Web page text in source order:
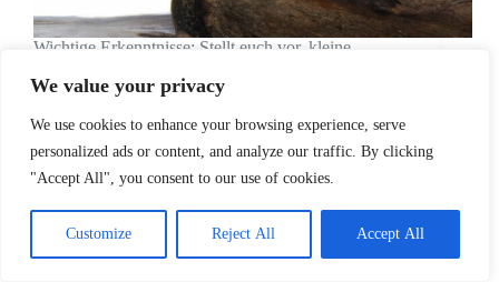
We value your privacy
We use cookies to enhance your browsing experience, serve
personalized ads or content, and analyze our traffic. By clicking
"Accept All", you consent to our use of cookies.
Customize Reject All Accept All
Wichtige Erkenntnisse: Stellt euch vor, kleine
sind, sondern auch eine wichtige Rolle in der
von unseren gefiederten Freunden – den
Wellensittichen! In diesem Blogartikel werden wir…